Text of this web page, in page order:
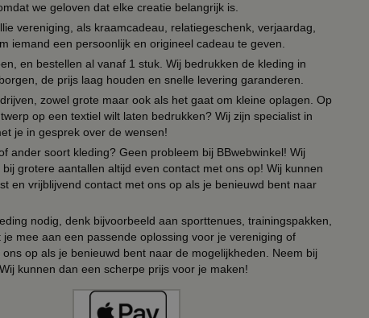
we geloven dat elke creatie belangrijk is.
vereniging, als kraamcadeau, relatiegeschenk, verjaardag,
iemand een persoonlijk en origineel cadeau te geven.
en bestellen al vanaf 1 stuk. Wij bedrukken de kleding in
de prijs laag houden en snelle levering garanderen.
zowel grote maar ook als het gaat om kleine oplagen. Op
op een textiel wilt laten bedrukken? Wij zijn specialist in
je in gesprek over de wensen!
ander soort kleding? Geen probleem bij BBwebwinkel! Wij
grotere aantallen altijd even contact met ons op! Wij kunnen
en vrijblijvend contact met ons op als je benieuwd bent naar
nodig, denk bijvoorbeeld aan sporttenues, trainingspakken,
mee aan een passende oplossing voor je vereniging of
op als je benieuwd bent naar de mogelijkheden. Neem bij
kunnen dan een scherpe prijs voor je maken!